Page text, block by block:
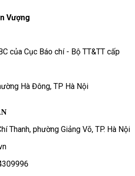
Vượng
của Cục Báo chí - Bộ TT&TT cấp
Hà Đông, TP Hà Nội
Thanh, phường Giảng Võ, TP. Hà Nội